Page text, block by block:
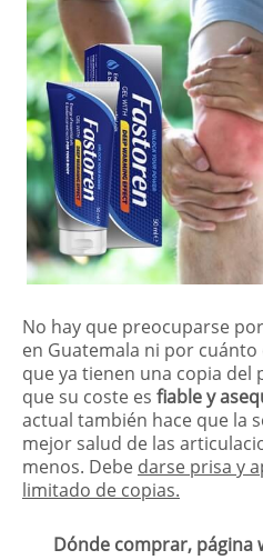
No hay que preocuparse
en Guatemala ni por cuánto
que ya tienen una copia
que su coste es fiable y
actual también hace que la
mejor salud de las
menos. Debe darse prisa y
limitado de copias.
Dónde comprar, página